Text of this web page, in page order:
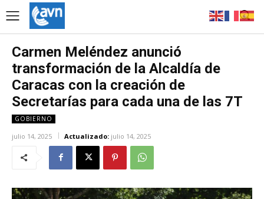
Carmen Meléndez anunció
transformación de la Alcaldía de
Caracas con la creación de
Secretarías para cada una de las 7T
GOBIERNO
julio 14, 2025 Actualizado: julio 14, 2025